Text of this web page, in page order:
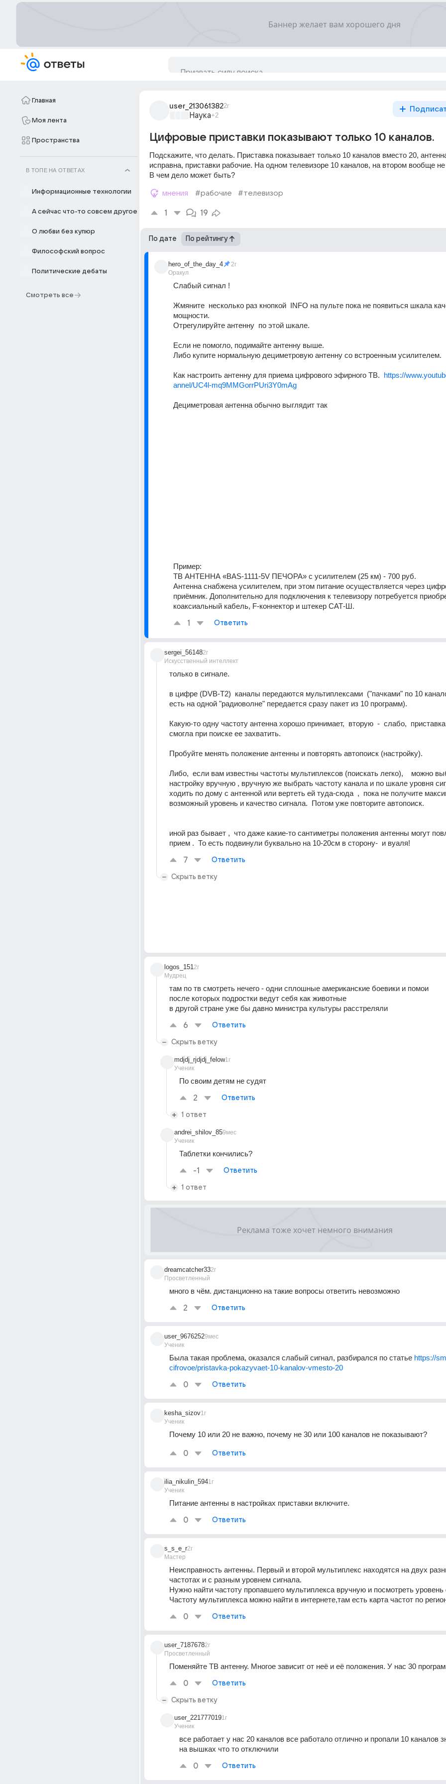
Главная
Моя лента
Пространства
В ТОПЕ НА ОТВЕТАХ
Информационные технологии
А сейчас что-то совсем другое
О любви без купюр
Философский вопрос
Политические дебаты
Смотреть все
user_2130613822г
Наука+2
Цифровые приставки показывают только 10 каналов.
Подскажите, что делать. Приставка показывает только 10 каналов вместо 20,
исправна, приставки рабочие. На одном телевизоре 10 каналов, на втором вообще не
В чем дело может быть?
мнения #рабочие #телевизор
1 19
По дате По рейтингу
hero_of_the_day_4
Оракул
2г
Слабый сигнал !
Жмяните  несколько раз кнопкой  INFO на пульте пока не появиться шкала
мощности.
Отрегулируйте антенну  по этой шкале.
Если не помогло, подимайте антенну выше.
Либо купите нормальную дециметровую антенну со встроенным усилителем.
Как настроить антенну для приема цифрового эфирного ТВ. https://
annel/UC4l-mq9MMGorrPUri3Y0mAg
Дециметровая антенна обычно выглядит так
Пример:
ТВ АНТЕННА «BAS-1111-5V ПЕЧОРА» с усилителем (25 км) - 700 руб.
Антенна снабжена усилителем, при этом питание осуществляется через
приёмник. Дополнительно для подключения к телевизору потребуется
коаксиальный кабель, F-коннектор и штекер САТ-Ш.
1 Ответить
sergei_56148
Искусственный интеллект
2г
только в сигнале.
в цифре (DVB-T2)  каналы передаются мультиплексами  ("пачками" по 10
есть на одной "радиоволне" передается сразу пакет из 10 программ).
Какую-то одну частоту антенна хорошо принимает,  вторую  -  слабо,
смогла при поиске ее захватить.
Пробуйте менять положение антенны и повторять автопоиск (настройку).
Либо,  если вам известны частоты мультиплексов (поискать легко),    можно
настройку вручную , вручную же выбрать частоту канала и по шкале уровня
ходить по дому с антенной или вертеть ей туда-сюда  ,  пока не получите
возможный уровень и качество сигнала.  Потом уже повторите автопоиск.
иной раз бывает ,  что даже какие-то сантиметры положения антенны могут
прием .  То есть подвинули буквально на 10-20см в сторону-  и вуаля!
7 Ответить
Скрыть ветку
logos_151
Мудрец
2г
там по тв смотреть нечего - одни сплошные американские боевики и помои
после которых подростки ведут себя как животные
в другой стране уже бы давно министра культуры расстреляли
6 Ответить
Скрыть ветку
mdjdj_rjdjdj_felow
Ученик
1г
По своим детям не судят
2 Ответить
1 ответ
andrei_shilov_85
Ученик
9мес
Таблетки кончились?
-1 Ответить
1 ответ
dreamcatcher33
Просветленный
2г
много в чём. дистанционно на такие вопросы ответить невозможно
2 Ответить
user_9676252
Ученик
9мес
Была такая проблема, оказался слабый сигнал, разбирался по статье https://
cifrovoe/pristavka-pokazyvaet-10-kanalov-vmesto-20
0 Ответить
kesha_sizov
Ученик
1г
Почему 10 или 20 не важно, почему не 30 или 100 каналов не показывают?
0 Ответить
ilia_nikulin_594
Ученик
1г
Питание антенны в настройках приставки включите.
0 Ответить
s_s_e_r
Мастер
2г
Неисправность антенны. Первый и второй мультиплекс находятся на двух
частотах и с разным уровнем сигнала.
Нужно найти частоту пропавшего мультиплекса вручную и посмотреть уровень
Частоту мультиплекса можно найти в интернете,там есть карта частот по
0 Ответить
user_7187678
Просветленный
2г
Поменяйте ТВ антенну. Многое зависит от неё и её положения. У нас 30
0 Ответить
Скрыть ветку
user_221777019
Ученик
1г
все работает у нас 20 каналов все работало отлично и пропали 10 каналов
на вышках что то отключили
0 Ответить